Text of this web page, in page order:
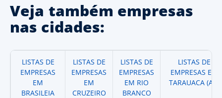
Veja também empresas
nas cidades:
LISTAS DE
EMPRESAS
EM
BRASILEIA
LISTAS DE
EMPRESAS
EM
CRUZEIRO
LISTAS DE
EMPRESAS
EM RIO
BRANCO
LISTAS DE
EMPRESAS EM
TARAUACA (AC)